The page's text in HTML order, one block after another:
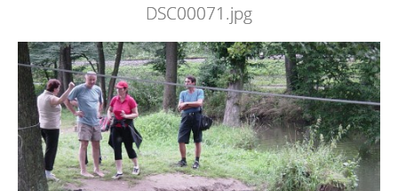
DSC00071.jpg